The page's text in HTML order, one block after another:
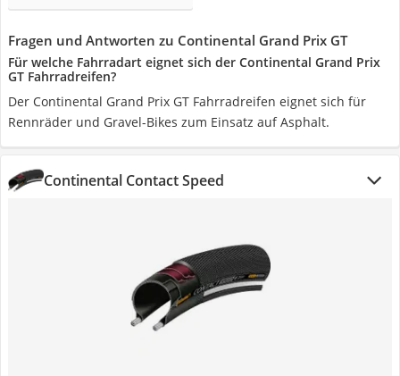
Fragen und Antworten zu Continental Grand Prix GT
Für welche Fahrradart eignet sich der Continental Grand Prix
GT Fahrradreifen?
Der Continental Grand Prix GT Fahrradreifen eignet sich für
Rennräder und Gravel-Bikes zum Einsatz auf Asphalt.
Continental Contact Speed